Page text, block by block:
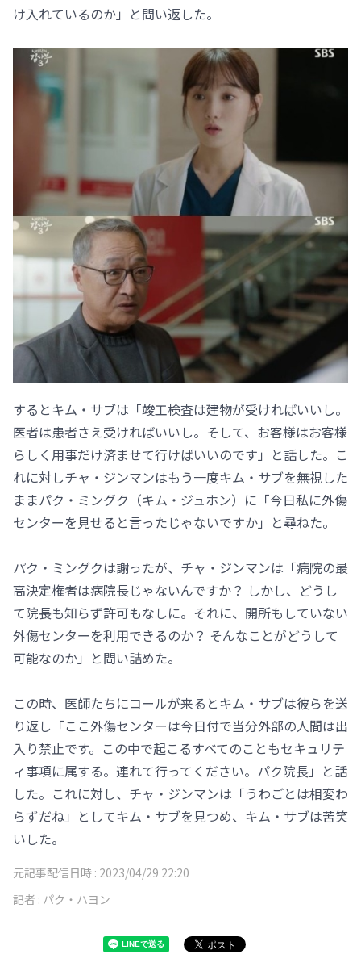
け入れているのか」と問い返した。
するとキム・サブは「竣工検査は建物が受ければいいし。
医者は患者さえ受ければいいし。そして、お客様はお客様
らしく用事だけ済ませて行けばいいのです」と話した。こ
れに対しチャ・ジンマンはもう一度キム・サブを無視した
ままパク・ミングク（キム・ジュホン）に「今日私に外傷
センターを見せると言ったじゃないですか」と尋ねた。
パク・ミングクは謝ったが、チャ・ジンマンは「病院の最
高決定権者は病院長じゃないんですか？ しかし、どうし
て院長も知らず許可もなしに。それに、開所もしていない
外傷センターを利用できるのか？ そんなことがどうして
可能なのか」と問い詰めた。
この時、医師たちにコールが来るとキム・サブは彼らを送
り返し「ここ外傷センターは今日付で当分外部の人間は出
入り禁止です。この中で起こるすべてのこともセキュリテ
ィ事項に属する。連れて行ってください。パク院長」と話
した。これに対し、チャ・ジンマンは「うわごとは相変わ
らずだね」としてキム・サブを見つめ、キム・サブは苦笑
いした。
元記事配信日時 : 2023/04/29 22:20
記者 : パク・ハヨン